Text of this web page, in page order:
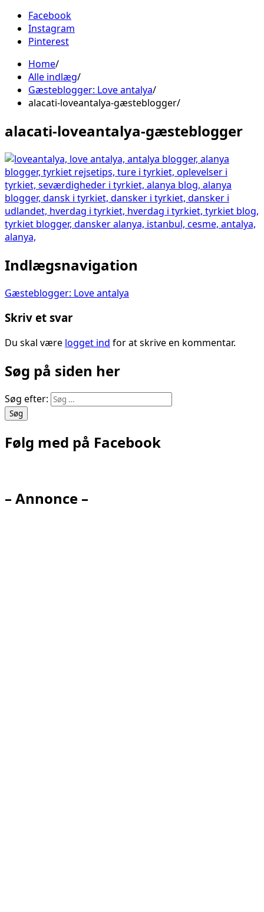
Facebook
Instagram
Pinterest
Home
Alle indlæg
Gæsteblogger: Love antalya
alacati-loveantalya-gæsteblogger
alacati-loveantalya-gæsteblogger
Indlægsnavigation
Gæsteblogger: Love antalya
Skriv et svar
Du skal være logget ind for at skrive en kommentar.
Søg på siden her
Søg efter:
Følg med på Facebook
– Annonce –